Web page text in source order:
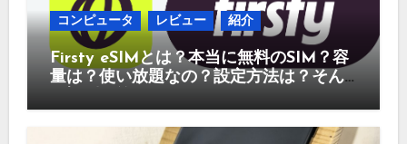
コンピュータ レビュー 紹介
Firsty eSIMとは？本当に無料のSIM？容
量は？使い放題なの？設定方法は？そん